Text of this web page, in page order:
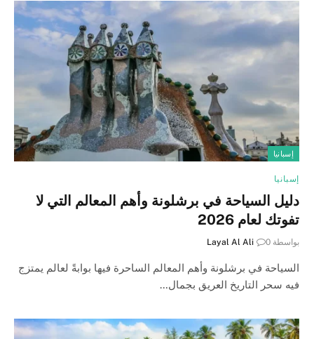
إسبانيا
إسبانيا
دليل السياحة في برشلونة وأهم المعالم التي لا
تفوتك لعام 2026
بواسطة Layal Al Ali 0
السياحة في برشلونة وأهم المعالم الساحرة فيها بوابةً لعالم يمتزج
فيه سحر التاريخ العريق بجمال…